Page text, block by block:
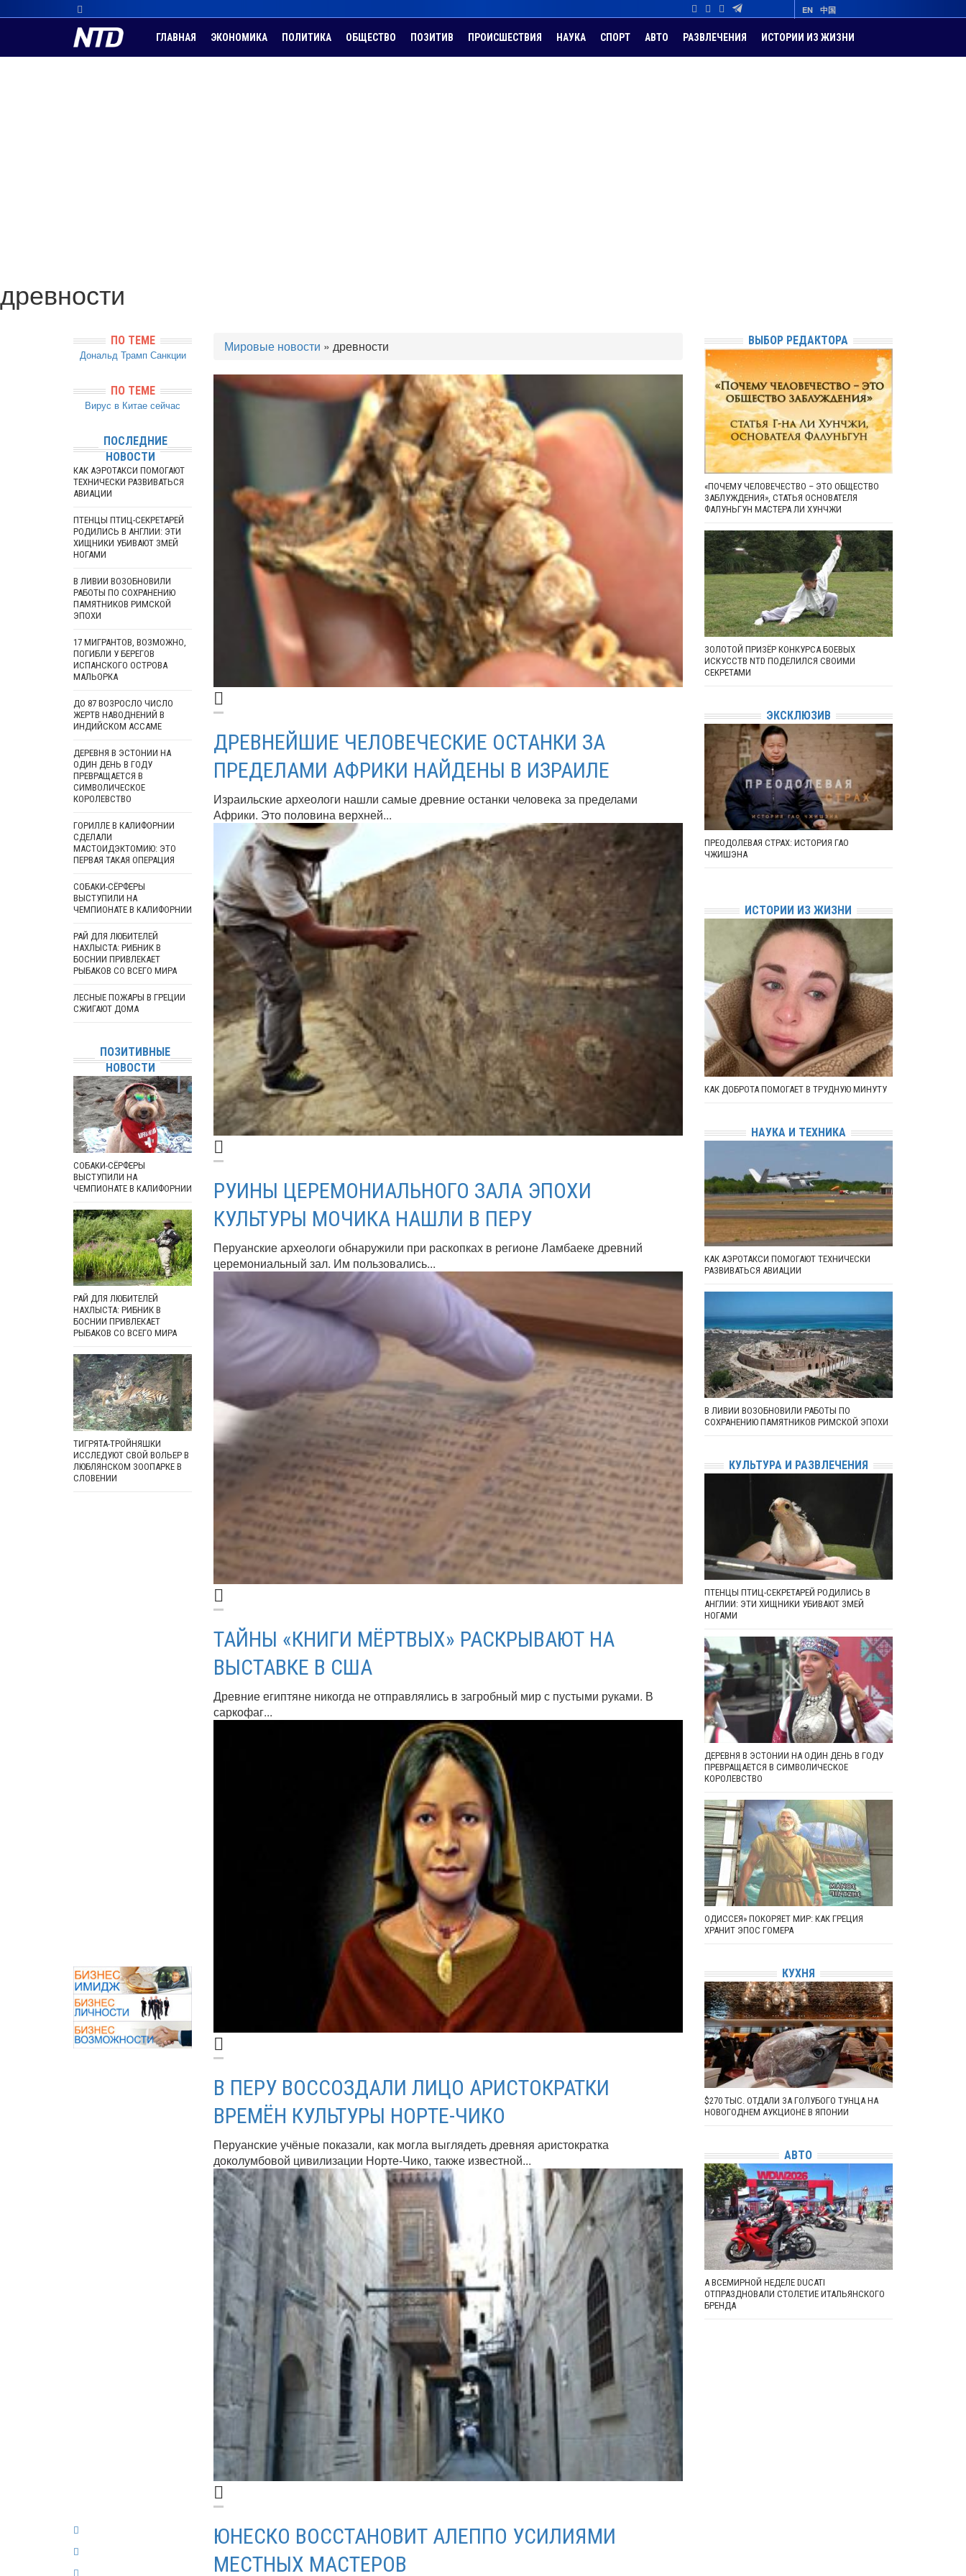
EN 中国
ГЛАВНАЯ ЭКОНОМИКА ПОЛИТИКА ОБЩЕСТВО ПОЗИТИВ ПРОИСШЕСТВИЯ НАУКА СПОРТ АВТО РАЗВЛЕЧЕНИЯ ИСТОРИИ ИЗ ЖИЗНИ
древности
Мировые новости » древности
ДРЕВНЕЙШИЕ ЧЕЛОВЕЧЕСКИЕ ОСТАНКИ ЗА
ПРЕДЕЛАМИ АФРИКИ НАЙДЕНЫ В ИЗРАИЛЕ
Израильские археологи нашли самые древние останки человека за пределами
Африки. Это половина верхней...
РУИНЫ ЦЕРЕМОНИАЛЬНОГО ЗАЛА ЭПОХИ
КУЛЬТУРЫ МОЧИКА НАШЛИ В ПЕРУ
Перуанские археологи обнаружили при раскопках в регионе Ламбаеке древний
церемониальный зал. Им пользовались...
ТАЙНЫ «КНИГИ МЁРТВЫХ» РАСКРЫВАЮТ НА
ВЫСТАВКЕ В США
Древние египтяне никогда не отправлялись в загробный мир с пустыми руками. В
саркофаг...
В ПЕРУ ВОССОЗДАЛИ ЛИЦО АРИСТОКРАТКИ
ВРЕМЁН КУЛЬТУРЫ НОРТЕ-ЧИКО
Перуанские учёные показали, как могла выглядеть древняя аристократка
доколумбовой цивилизации Норте-Чико, также известной...
ЮНЕСКО ВОССТАНОВИТ АЛЕППО УСИЛИЯМИ
МЕСТНЫХ МАСТЕРОВ
ПО ТЕМЕ
Дональд Трамп Санкции
ПО ТЕМЕ
Вирус в Китае сейчас
ПОСЛЕДНИЕ
НОВОСТИ
КАК АЭРОТАКСИ ПОМОГАЮТ
ТЕХНИЧЕСКИ РАЗВИВАТЬСЯ
АВИАЦИИ
ПТЕНЦЫ ПТИЦ-СЕКРЕТАРЕЙ
РОДИЛИСЬ В АНГЛИИ: ЭТИ
ХИЩНИКИ УБИВАЮТ ЗМЕЙ
НОГАМИ
В ЛИВИИ ВОЗОБНОВИЛИ
РАБОТЫ ПО СОХРАНЕНИЮ
ПАМЯТНИКОВ РИМСКОЙ
ЭПОХИ
17 МИГРАНТОВ, ВОЗМОЖНО,
ПОГИБЛИ У БЕРЕГОВ
ИСПАНСКОГО ОСТРОВА
МАЛЬОРКА
ДО 87 ВОЗРОСЛО ЧИСЛО
ЖЕРТВ НАВОДНЕНИЙ В
ИНДИЙСКОМ АССАМЕ
ДЕРЕВНЯ В ЭСТОНИИ НА
ОДИН ДЕНЬ В ГОДУ
ПРЕВРАЩАЕТСЯ В
СИМВОЛИЧЕСКОЕ
КОРОЛЕВСТВО
ГОРИЛЛЕ В КАЛИФОРНИИ
СДЕЛАЛИ
МАСТОИДЭКТОМИЮ: ЭТО
ПЕРВАЯ ТАКАЯ ОПЕРАЦИЯ
СОБАКИ-СЁРФЕРЫ
ВЫСТУПИЛИ НА
ЧЕМПИОНАТЕ В КАЛИФОРНИИ
РАЙ ДЛЯ ЛЮБИТЕЛЕЙ
НАХЛЫСТА: РИБНИК В
БОСНИИ ПРИВЛЕКАЕТ
РЫБАКОВ СО ВСЕГО МИРА
ЛЕСНЫЕ ПОЖАРЫ В ГРЕЦИИ
СЖИГАЮТ ДОМА
ПОЗИТИВНЫЕ
НОВОСТИ
СОБАКИ-СЁРФЕРЫ
ВЫСТУПИЛИ НА
ЧЕМПИОНАТЕ В КАЛИФОРНИИ
РАЙ ДЛЯ ЛЮБИТЕЛЕЙ
НАХЛЫСТА: РИБНИК В
БОСНИИ ПРИВЛЕКАЕТ
РЫБАКОВ СО ВСЕГО МИРА
ТИГРЯТА-ТРОЙНЯШКИ
ИССЛЕДУЮТ СВОЙ ВОЛЬЕР В
ЛЮБЛЯНСКОМ ЗООПАРКЕ В
СЛОВЕНИИ
ВЫБОР РЕДАКТОРА
«ПОЧЕМУ ЧЕЛОВЕЧЕСТВО – ЭТО ОБЩЕСТВО
ЗАБЛУЖДЕНИЯ», СТАТЬЯ ОСНОВАТЕЛЯ
ФАЛУНЬГУН МАСТЕРА ЛИ ХУНЧЖИ
ЗОЛОТОЙ ПРИЗЁР КОНКУРСА БОЕВЫХ
ИСКУССТВ NTD ПОДЕЛИЛСЯ СВОИМИ
СЕКРЕТАМИ
ЭКСКЛЮЗИВ
ПРЕОДОЛЕВАЯ СТРАХ: ИСТОРИЯ ГАО
ЧЖИШЭНА
ИСТОРИИ ИЗ ЖИЗНИ
КАК ДОБРОТА ПОМОГАЕТ В ТРУДНУЮ МИНУТУ
НАУКА И ТЕХНИКА
КАК АЭРОТАКСИ ПОМОГАЮТ ТЕХНИЧЕСКИ
РАЗВИВАТЬСЯ АВИАЦИИ
В ЛИВИИ ВОЗОБНОВИЛИ РАБОТЫ ПО
СОХРАНЕНИЮ ПАМЯТНИКОВ РИМСКОЙ ЭПОХИ
КУЛЬТУРА И РАЗВЛЕЧЕНИЯ
ПТЕНЦЫ ПТИЦ-СЕКРЕТАРЕЙ РОДИЛИСЬ В
АНГЛИИ: ЭТИ ХИЩНИКИ УБИВАЮТ ЗМЕЙ
НОГАМИ
ДЕРЕВНЯ В ЭСТОНИИ НА ОДИН ДЕНЬ В ГОДУ
ПРЕВРАЩАЕТСЯ В СИМВОЛИЧЕСКОЕ
КОРОЛЕВСТВО
ОДИССЕЯ» ПОКОРЯЕТ МИР: КАК ГРЕЦИЯ
ХРАНИТ ЭПОС ГОМЕРА
КУХНЯ
$270 ТЫС. ОТДАЛИ ЗА ГОЛУБОГО ТУНЦА НА
НОВОГОДНЕМ АУКЦИОНЕ В ЯПОНИИ
АВТО
А ВСЕМИРНОЙ НЕДЕЛЕ DUCATI
ОТПРАЗДНОВАЛИ СТОЛЕТИЕ ИТАЛЬЯНСКОГО
БРЕНДА